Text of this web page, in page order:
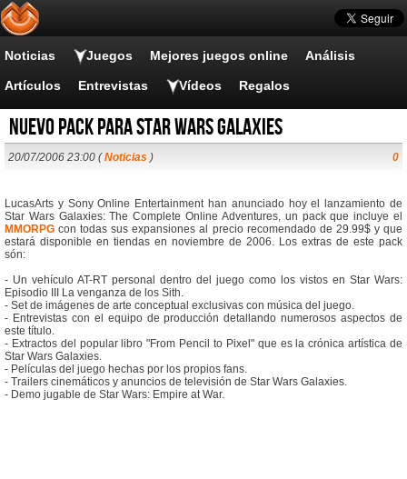
Noticias Juegos Mejores juegos online Análisis
Artículos Entrevistas Vídeos Regalos
Nuevo pack para Star Wars Galaxies
20/07/2006 23:00 (Noticias ) 0
LucasArts y Sony Online Entertainment han anunciado hoy el lanzamiento de
Star Wars Galaxies: The Complete Online Adventures, un pack que incluye el
MMORPG con todas sus expansiones al precio recomendado de 29.99$ y que
estará disponible en tiendas en noviembre de 2006. Los extras de este pack
són:
- Un vehículo AT-RT personal dentro del juego como los vistos en Star Wars:
Episodio III La venganza de los Sith.
- Set de imágenes de arte conceptual exclusivas con música del juego.
- Entrevistas con el equipo de producción detallando numerosos aspectos de
este título.
- Extractos del popular libro "From Pencil to Pixel" que es la crónica artística de
Star Wars Galaxies.
- Películas del juego hechas por los propios fans.
- Trailers cinemáticos y anuncios de televisión de Star Wars Galaxies.
- Demo jugable de Star Wars: Empire at War.